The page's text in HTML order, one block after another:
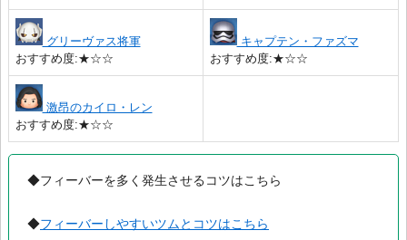
グリーヴァス将軍
おすすめ度:★☆☆
キャプテン・ファズマ
おすすめ度:★☆☆
激昂のカイロ・レン
おすすめ度:★☆☆
◆フィーバーを多く発生させるコツはこちら
◆フィーバーしやすいツムとコツはこちら